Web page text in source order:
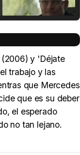
Tráiler en español 'Outcome' (2026)
y 'Déjate
trabajo y las
que Mercedes
que es su deber
el esperado
no tan lejano.